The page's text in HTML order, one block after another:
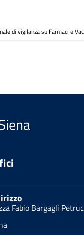
di vigilanza su Farmaci e
Fabio Bargagli